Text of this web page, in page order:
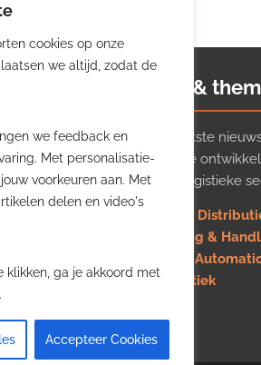
cookies op onze
we altijd, zodat de
we feedback en
Met personalisatie-
voorkeuren aan. Met
delen en video's
klikken, ga je akkoord met
Accepteer Cookies
nieuws,
over
chain
Nieuws &
Volg het laatste
belangrijkste
Belgische logistieke
Transport &
Warehousing &
Software &
Job in logistiek